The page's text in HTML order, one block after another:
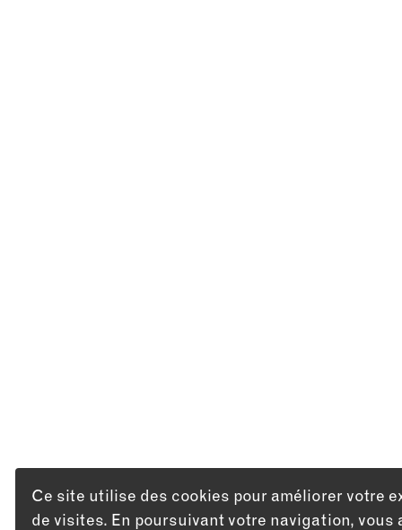
Ce site utilise des cookies pour améliorer votre
de visites. En poursuivant votre navigation,